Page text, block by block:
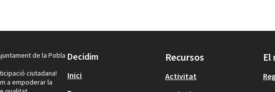
de la Pobla
ciutadana!
a empoderar la
Decidim
Inici
Recursos
Activitat
El